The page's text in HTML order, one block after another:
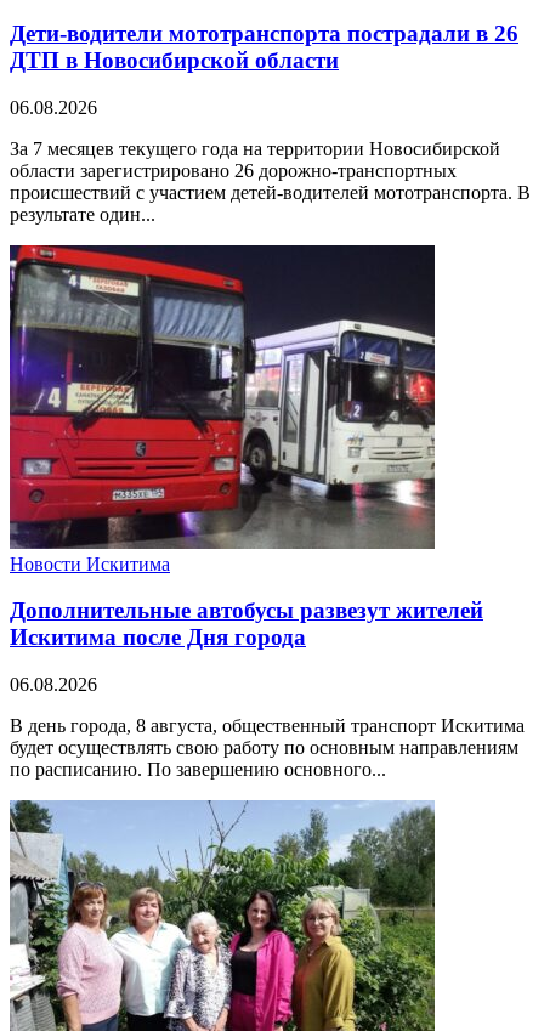
Дети-водители мототранспорта пострадали в 26
ДТП в Новосибирской области
06.08.2026
За 7 месяцев текущего года на территории Новосибирской
области зарегистрировано 26 дорожно-транспортных
происшествий с участием детей-водителей мототранспорта. В
результате один...
Новости Искитима
Дополнительные автобусы развезут жителей
Искитима после Дня города
06.08.2026
В день города, 8 августа, общественный транспорт Искитима
будет осуществлять свою работу по основным направлениям
по расписанию. По завершению основного...